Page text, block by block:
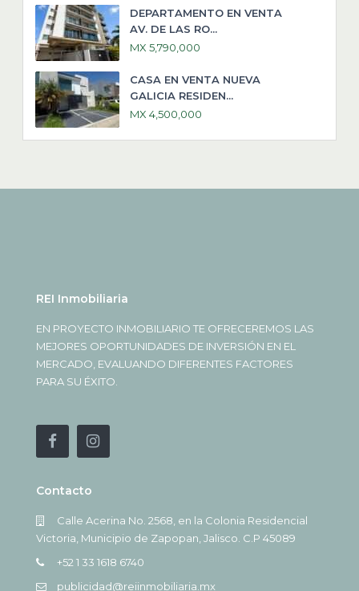
DEPARTAMENTO EN VENTA
AV. DE LAS RO...
MX 5,790,000
CASA EN VENTA NUEVA
GALICIA RESIDEN...
MX 4,500,000
REI Inmobiliaria
EN PROYECTO INMOBILIARIO TE OFRECEREMOS LAS
MEJORES OPORTUNIDADES DE INVERSIÓN EN EL
MERCADO, EVALUANDO DIFERENTES FACTORES
PARA SU ÉXITO.
Contacto
Calle Acerina No. 2568, en la Colonia Residencial
Victoria, Municipio de Zapopan, Jalisco. C.P 45089
+52 1 33 1618 6740
publicidad@reiinmobiliaria.mx